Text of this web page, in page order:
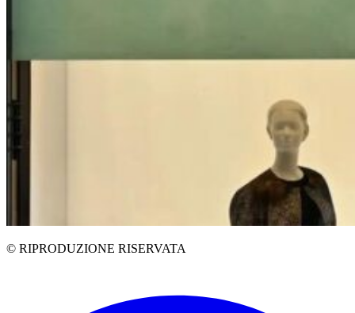
© RIPRODUZIONE RISERVATA